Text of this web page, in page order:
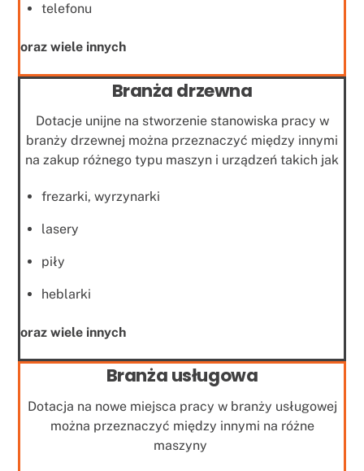
telefonu
oraz wiele innych
Branża drzewna
Dotacje unijne na stworzenie stanowiska pracy w
branży drzewnej można przeznaczyć między innymi
na zakup różnego typu maszyn i urządzeń takich jak
frezarki, wyrzynarki
lasery
piły
heblarki
oraz wiele innych
Branża usługowa
Dotacja na nowe miejsca pracy w branży usługowej
można przeznaczyć między innymi na różne
maszyny